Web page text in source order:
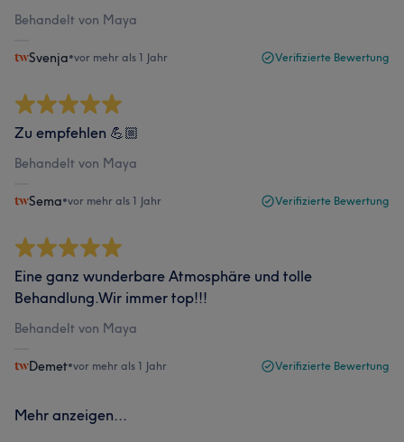
Behandelt von Maya
Svenja•vor mehr als 1 Jahr Verifizierte Bewertung
Zu empfehlen 💪🏼
Behandelt von Maya
Sema•vor mehr als 1 Jahr Verifizierte Bewertung
Eine ganz wunderbare Atmosphäre und tolle
Behandlung.Wir immer top!!!
Behandelt von Maya
Demet•vor mehr als 1 Jahr Verifizierte Bewertung
Mehr anzeigen...